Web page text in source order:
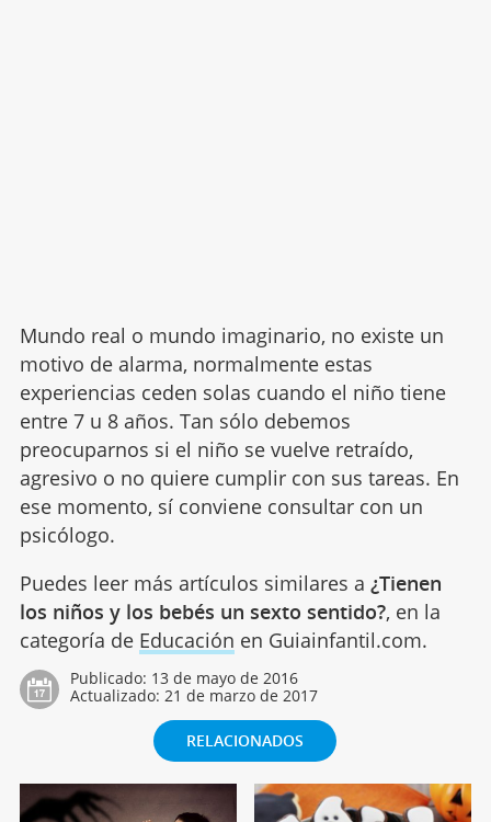
Mundo real o mundo imaginario, no existe un
motivo de alarma, normalmente estas
experiencias ceden solas cuando el niño tiene
entre 7 u 8 años. Tan sólo debemos
preocuparnos si el niño se vuelve retraído,
agresivo o no quiere cumplir con sus tareas. En
ese momento, sí conviene consultar con un
psicólogo.
Puedes leer más artículos similares a ¿Tienen
los niños y los bebés un sexto sentido?, en la
categoría de Educación en Guiainfantil.com.
Publicado: 13 de mayo de 2016
Actualizado: 21 de marzo de 2017
RELACIONADOS